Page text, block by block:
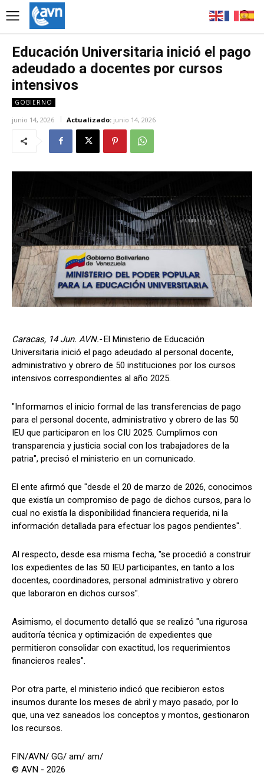
Educación Universitaria inició el pago
adeudado a docentes por cursos
intensivos
GOBIERNO
junio 14, 2026 Actualizado: junio 14, 2026
Caracas, 14 Jun. AVN.- El Ministerio de Educación
Universitaria inició el pago adeudado al personal docente,
administrativo y obrero de 50 instituciones por los cursos
intensivos correspondientes al año 2025.
"Informamos el inicio formal de las transferencias de pago
para el personal docente, administrativo y obrero de las 50
IEU que participaron en los CIU 2025. Cumplimos con
transparencia y justicia social con los trabajadores de la
patria", precisó el ministerio en un comunicado.
El ente afirmó que "desde el 20 de marzo de 2026, conocimos
que existía un compromiso de pago de dichos cursos, para lo
cual no existía la disponibilidad financiera requerida, ni la
información detallada para efectuar los pagos pendientes".
Al respecto, desde esa misma fecha, "se procedió a construir
los expedientes de las 50 IEU participantes, en tanto a los
docentes, coordinadores, personal administrativo y obrero
que laboraron en dichos cursos".
Asimismo, el documento detalló que se realizó "una rigurosa
auditoría técnica y optimización de expedientes que
permitieron consolidar con exactitud, los requerimientos
financieros reales".
Por otra parte, el ministerio indicó que recibieron estos
insumos durante los meses de abril y mayo pasado, por lo
que, una vez saneados los conceptos y montos, gestionaron
los recursos.
FIN/AVN/ GG/ am/ am/
© AVN - 2026